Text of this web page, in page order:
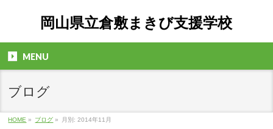
岡山県立倉敷まきび支援学校
MENU
ブログ
HOME » ブログ » 月別: 2014年11月